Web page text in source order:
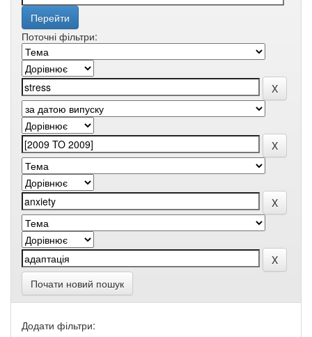
Поточні фільтри:
Почати новий пошук
Додати фільтри: